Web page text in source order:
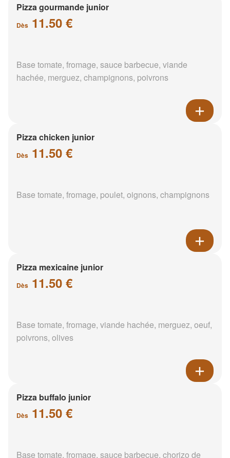
Pizza gourmande junior
Dès 11.50 €
Base tomate, fromage, sauce barbecue, viande
hachée, merguez, champignons, poivrons
Pizza chicken junior
Dès 11.50 €
Base tomate, fromage, poulet, oignons, champignons
Pizza mexicaine junior
Dès 11.50 €
Base tomate, fromage, viande hachée, merguez, oeuf,
poivrons, olives
Pizza buffalo junior
Dès 11.50 €
Base tomate, fromage, sauce barbecue, chorizo de